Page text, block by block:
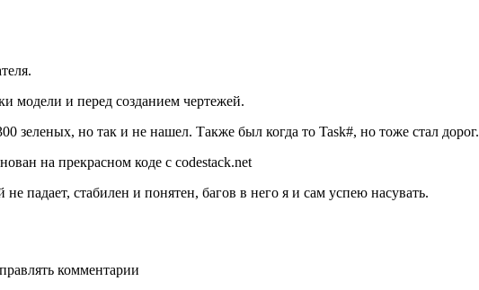
модели и перед созданием чертежей.
зеленых, но так и не нашел. Также был когда то Task#, но тоже стал дорог.
на прекрасном коде с codestack.net
падает, стабилен и понятен, багов в него я и сам успею насувать.
комментарии